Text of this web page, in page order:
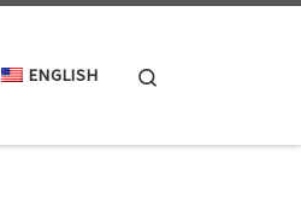
ENGLISH